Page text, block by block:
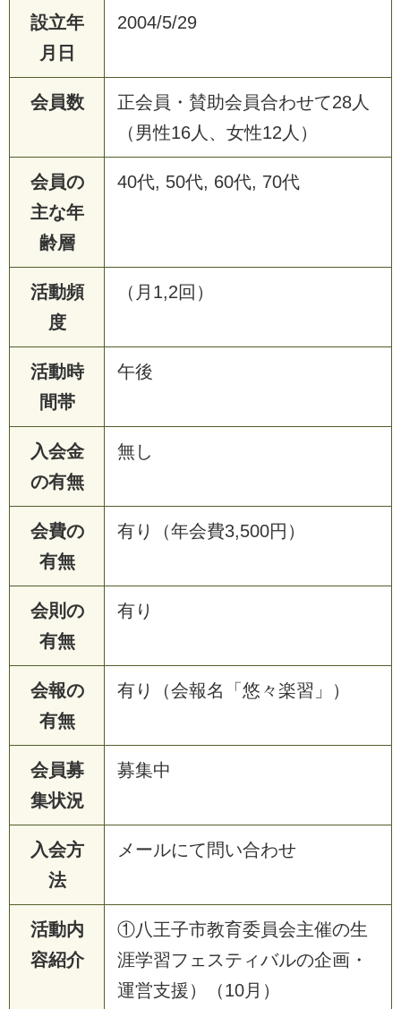
設立年
月日
2004/5/29
会員数
正会員・賛助会員合わせて28人
（男性16人、女性12人）
会員の
主な年
齢層
40代, 50代, 60代, 70代
活動頻
度
（月1,2回）
活動時
間帯
午後
入会金
の有無
無し
会費の
有無
有り（年会費3,500円）
会則の
有無
有り
会報の
有無
有り（会報名「悠々楽習」）
会員募
集状況
募集中
入会方
法
メールにて問い合わせ
活動内
容紹介
①八王子市教育委員会主催の生
涯学習フェスティバルの企画・
運営支援）（10月）